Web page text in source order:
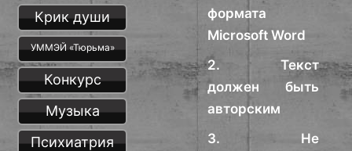
формата
Microsoft Word
2. Текст
должен быть
авторским
3. Не
Крик души
УММЭЙ «Тюрьма»
Конкурс
Музыка
Психиатрия